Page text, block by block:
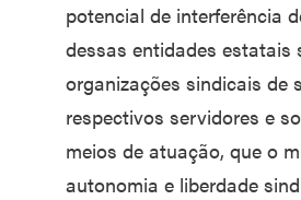
potencial de interferência
dessas entidades estatais
organizações sindicais de
respectivos servidores e
meios de atuação, que o
autonomia e liberdade